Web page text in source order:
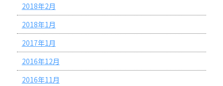
2018年2月
2018年1月
2017年1月
2016年12月
2016年11月